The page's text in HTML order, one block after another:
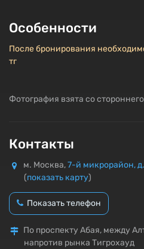
Особенности
После бронирования
тг
Фотография взята со
Контакты
м. Москва,7-й микрорайон,
(показать карту)
Показать телефон
По проспекту Абая, между
напротив рынка Тигрохауд